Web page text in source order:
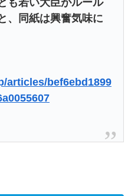
も若い大臣がルール
、同紙は興奮気味に
articles/bef6ebd1899